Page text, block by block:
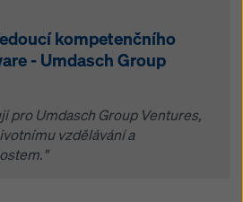
kompetenčního
- Umdasch Group
pro Umdasch Group Ventures,
vzdělávání a